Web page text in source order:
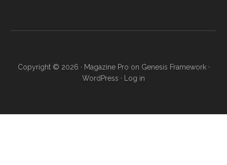
Copyright © 2026 · Magazine Pro on Genesis Framework·
WordPress · Log in